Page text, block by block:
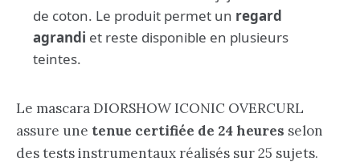
de coton. Le produit permet un regard
agrandi et reste disponible en plusieurs
teintes.
Le mascara DIORSHOW ICONIC OVERCURL
assure une tenue certifiée de 24 heures selon
des tests instrumentaux réalisés sur 25 sujets.